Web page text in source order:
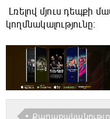
Լռելով մյուս դեպքի
կողմնակալությունը։